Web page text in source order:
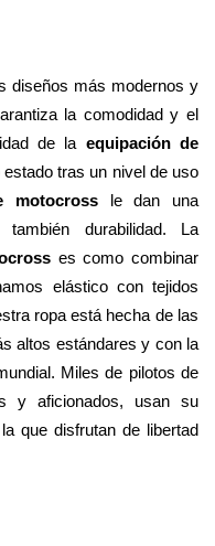
diseños más modernos y
la comodidad y el
de la equipación de
tras un nivel de uso
motocross le dan una
durabilidad. La
es como combinar
elástico con tejidos
ropa está hecha de las
altos estándares y con la
Miles de pilotos de
que disfrutan de libertad